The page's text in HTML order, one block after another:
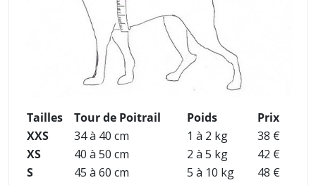
Tailles Tour de Poitrail Poids
Prix
XXS
34 à 40 cm 1 à 2 kg
38 €
XS
40 à 50 cm 2 à 5 kg
42 €
S
45 à 60 cm 5 à 10 kg
48 €